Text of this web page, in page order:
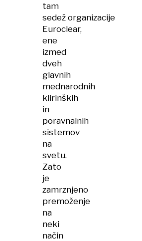
tam
sedež organizacije
Euroclear,
ene
izmed
dveh
glavnih
mednarodnih
klirinških
in
poravnalnih
sistemov
na
svetu.
Zato
je
zamrznjeno
premoženje
na
neki
način